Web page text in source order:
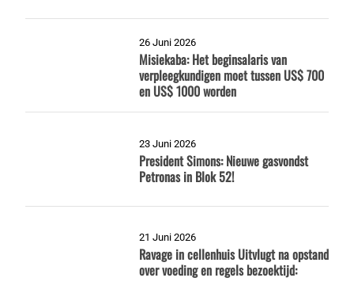
26 Juni 2026
Misiekaba: Het beginsalaris van
verpleegkundigen moet tussen US$ 700
en US$ 1000 worden
23 Juni 2026
President Simons: Nieuwe gasvondst
Petronas in Blok 52!
21 Juni 2026
Ravage in cellenhuis Uitvlugt na opstand
over voeding en regels bezoektijd: